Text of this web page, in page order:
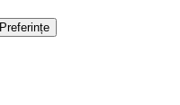
Preferințe